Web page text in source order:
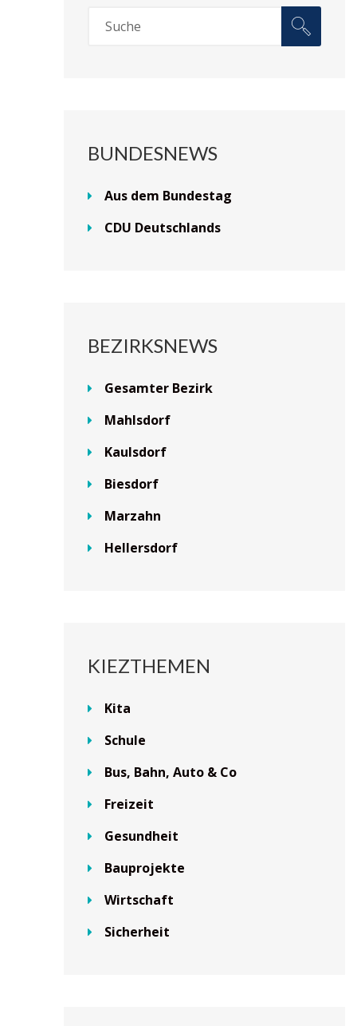
BUNDESNEWS
Aus dem Bundestag
CDU Deutschlands
BEZIRKSNEWS
Gesamter Bezirk
Mahlsdorf
Kaulsdorf
Biesdorf
Marzahn
Hellersdorf
KIEZTHEMEN
Kita
Schule
Bus, Bahn, Auto & Co
Freizeit
Gesundheit
Bauprojekte
Wirtschaft
Sicherheit